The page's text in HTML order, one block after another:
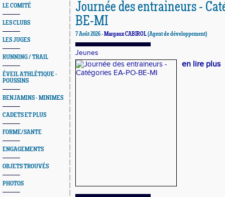
LE COMITÉ
LES CLUBS
LES JUGES
RUNNING / TRAIL
ÉVEIL ATHLÉTIQUE -
POUSSINS
BENJAMINS - MINIMES
CADETS ET PLUS
FORME/SANTE
ENGAGEMENTS
OBJETS TROUVÉS
PHOTOS
Journée des entraineurs -
BE-MI
7 Août 2026 -Margaux CABIROL(Agent de développement)
Jeunes
en lire plus